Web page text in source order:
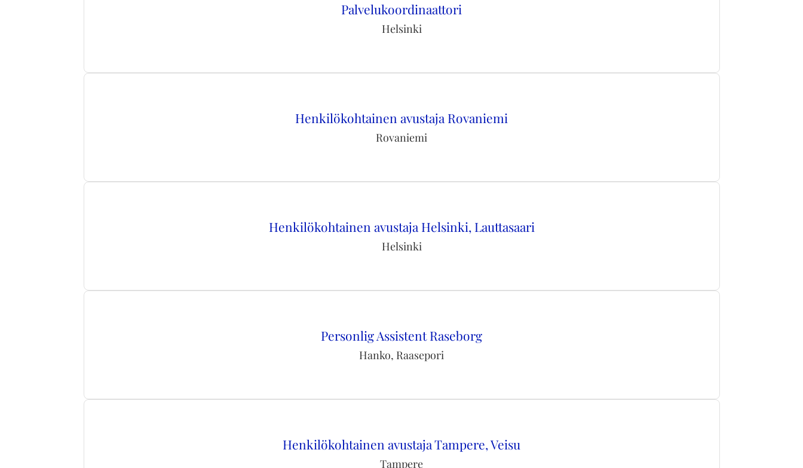
Palvelukoordinaattori
Helsinki
Henkilökohtainen avustaja Rovaniemi
Rovaniemi
Henkilökohtainen avustaja Helsinki, Lauttasaari
Helsinki
Personlig Assistent Raseborg
Hanko, Raasepori
Henkilökohtainen avustaja Tampere, Veisu
Tampere